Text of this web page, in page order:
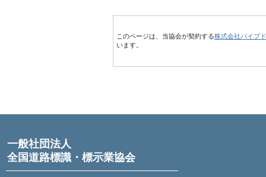
このページは、当協会が契約する株式会社パイプ
います。
一般社団法人
全国道路標識・標示業協会